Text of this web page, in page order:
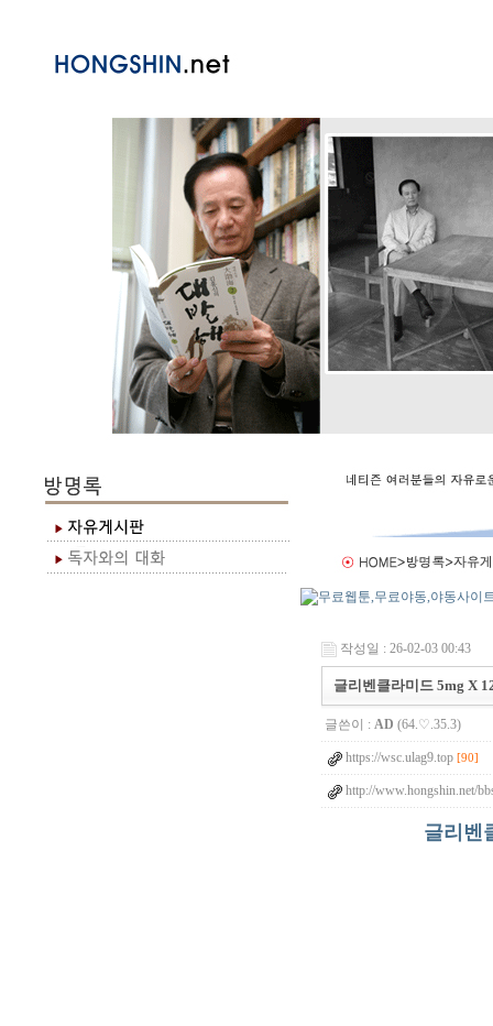
작성일 : 26-02-03 00:43
글리벤클라미드 5mg X
글쓴이 : AD (64.♡.35.3)
https://wsc.ulag9.top [90]
http://www.hongshin.net/
글리벤